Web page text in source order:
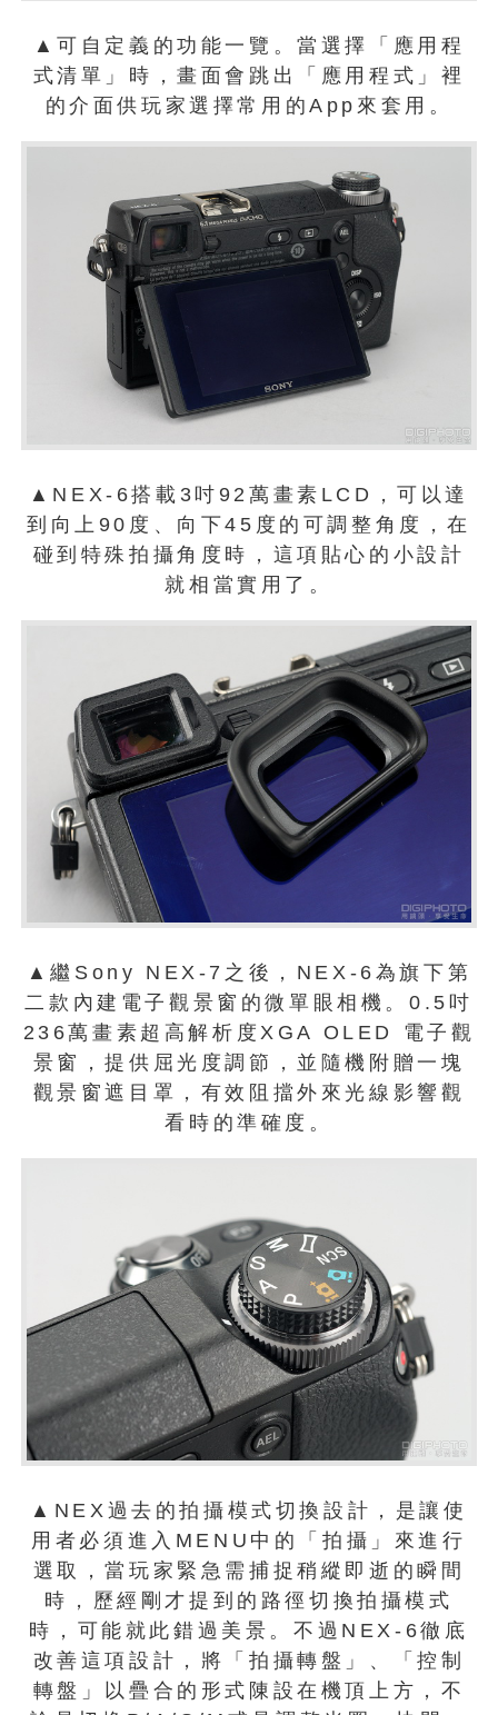
▲可自定義的功能一覽。當選擇「應用程
式清單」時，畫面會跳出「應用程式」裡
的介面供玩家選擇常用的App來套用。
▲NEX-6搭載3吋92萬畫素LCD，可以達
到向上90度、向下45度的可調整角度，在
碰到特殊拍攝角度時，這項貼心的小設計
就相當實用了。
▲繼Sony NEX-7之後，NEX-6為旗下第
二款內建電子觀景窗的微單眼相機。0.5吋
236萬畫素超高解析度XGA OLED 電子觀
景窗，提供屈光度調節，並隨機附贈一塊
觀景窗遮目罩，有效阻擋外來光線影響觀
看時的準確度。
▲NEX過去的拍攝模式切換設計，是讓使
用者必須進入MENU中的「拍攝」來進行
選取，當玩家緊急需捕捉稍縱即逝的瞬間
時，歷經剛才提到的路徑切換拍攝模式
時，可能就此錯過美景。不過NEX-6徹底
改善這項設計，將「拍攝轉盤」、「控制
轉盤」以疊合的形式陳設在機頂上方，不